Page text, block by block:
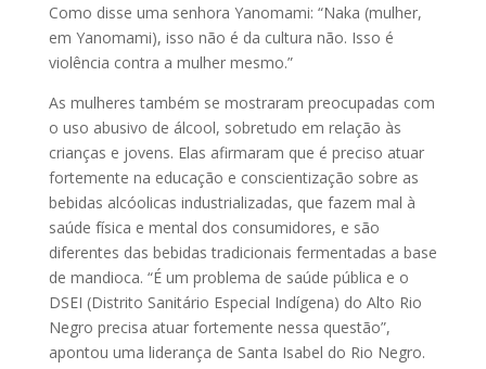
Como disse uma senhora Yanomami: “Naka (mulher,
em Yanomami), isso não é da cultura não. Isso é
violência contra a mulher mesmo.”
As mulheres também se mostraram preocupadas com
o uso abusivo de álcool, sobretudo em relação às
crianças e jovens. Elas afirmaram que é preciso atuar
fortemente na educação e conscientização sobre as
bebidas alcóolicas industrializadas, que fazem mal à
saúde física e mental dos consumidores, e são
diferentes das bebidas tradicionais fermentadas a base
de mandioca. “É um problema de saúde pública e o
DSEI (Distrito Sanitário Especial Indígena) do Alto Rio
Negro precisa atuar fortemente nessa questão”,
apontou uma liderança de Santa Isabel do Rio Negro.